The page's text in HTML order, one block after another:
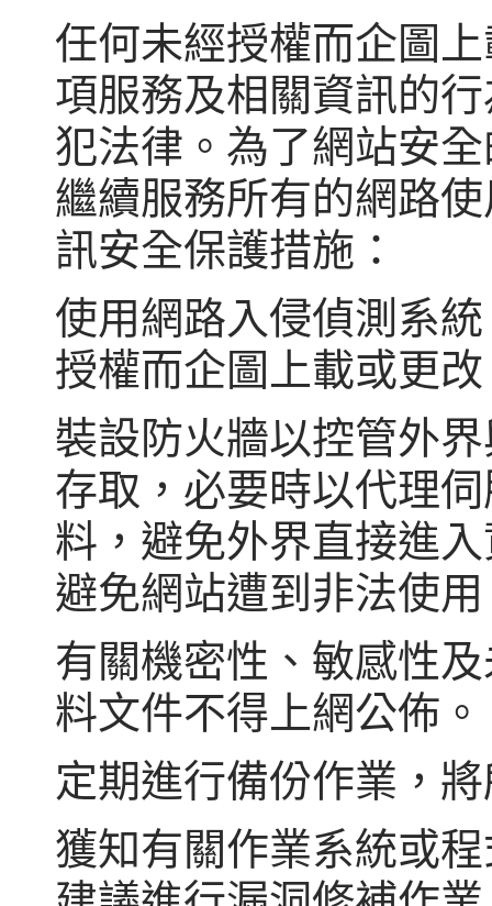
任何未經授權而企圖
項服務及相關資訊的
犯法律。為了網站安
繼續服務所有的網路
訊安全保護措施：
使用網路入侵偵測系
授權而企圖上載或更
裝設防火牆以控管外
存取，必要時以代理
料，避免外界直接進
避免網站遭到非法使
有關機密性、敏感性
料文件不得上網公佈。
定期進行備份作業，
獲知有關作業系統或